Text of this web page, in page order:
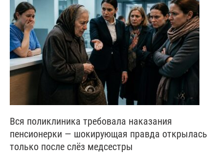
Вся поликлиника требовала наказания
пенсионерки — шокирующая правда открылась
только после слёз медсестры